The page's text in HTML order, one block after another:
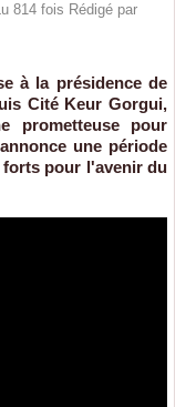
814 fois Rédigé par
à la présidence de
Cité Keur Gorgui,
prometteuse pour
une période
forts pour l'avenir du